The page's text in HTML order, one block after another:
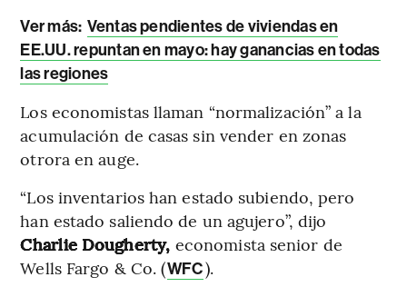
Ver más: Ventas pendientes de viviendas en
EE.UU. repuntan en mayo: hay ganancias en todas
las regiones
Los economistas llaman “normalización” a la
acumulación de casas sin vender en zonas
otrora en auge.
“Los inventarios han estado subiendo, pero
han estado saliendo de un agujero”, dijo
Charlie Dougherty, economista senior de
Wells Fargo & Co. (WFC).